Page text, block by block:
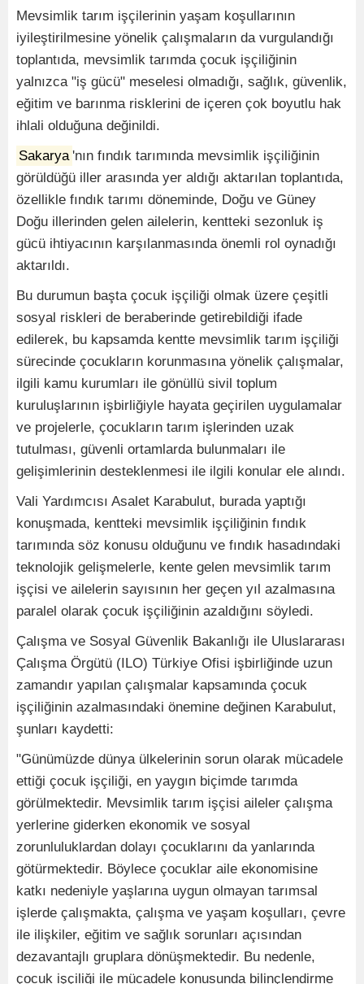
Mevsimlik tarım işçilerinin yaşam koşullarının
iyileştirilmesine yönelik çalışmaların da vurgulandığı
toplantıda, mevsimlik tarımda çocuk işçiliğinin
yalnızca "iş gücü" meselesi olmadığı, sağlık, güvenlik,
eğitim ve barınma risklerini de içeren çok boyutlu hak
ihlali olduğuna değinildi.
Sakarya'nın fındık tarımında mevsimlik işçiliğinin
görüldüğü iller arasında yer aldığı aktarılan toplantıda,
özellikle fındık tarımı döneminde, Doğu ve Güney
Doğu illerinden gelen ailelerin, kentteki sezonluk iş
gücü ihtiyacının karşılanmasında önemli rol oynadığı
aktarıldı.
Bu durumun başta çocuk işçiliği olmak üzere çeşitli
sosyal riskleri de beraberinde getirebildiği ifade
edilerek, bu kapsamda kentte mevsimlik tarım işçiliği
sürecinde çocukların korunmasına yönelik çalışmalar,
ilgili kamu kurumları ile gönüllü sivil toplum
kuruluşlarının işbirliğiyle hayata geçirilen uygulamalar
ve projelerle, çocukların tarım işlerinden uzak
tutulması, güvenli ortamlarda bulunmaları ile
gelişimlerinin desteklenmesi ile ilgili konular ele alındı.
Vali Yardımcısı Asalet Karabulut, burada yaptığı
konuşmada, kentteki mevsimlik işçiliğinin fındık
tarımında söz konusu olduğunu ve fındık hasadındaki
teknolojik gelişmelerle, kente gelen mevsimlik tarım
işçisi ve ailelerin sayısının her geçen yıl azalmasına
paralel olarak çocuk işçiliğinin azaldığını söyledi.
Çalışma ve Sosyal Güvenlik Bakanlığı ile Uluslararası
Çalışma Örgütü (ILO) Türkiye Ofisi işbirliğinde uzun
zamandır yapılan çalışmalar kapsamında çocuk
işçiliğinin azalmasındaki önemine değinen Karabulut,
şunları kaydetti:
"Günümüzde dünya ülkelerinin sorun olarak mücadele
ettiği çocuk işçiliği, en yaygın biçimde tarımda
görülmektedir. Mevsimlik tarım işçisi aileler çalışma
yerlerine giderken ekonomik ve sosyal
zorunluluklardan dolayı çocuklarını da yanlarında
götürmektedir. Böylece çocuklar aile ekonomisine
katkı nedeniyle yaşlarına uygun olmayan tarımsal
işlerde çalışmakta, çalışma ve yaşam koşulları, çevre
ile ilişkiler, eğitim ve sağlık sorunları açısından
dezavantajlı gruplara dönüşmektedir. Bu nedenle,
çocuk işçiliği ile mücadele konusunda bilinçlendirme